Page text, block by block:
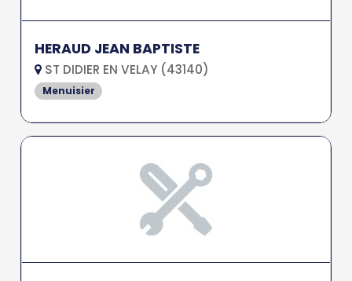
HERAUD JEAN BAPTISTE
ST DIDIER EN VELAY (43140)
Menuisier